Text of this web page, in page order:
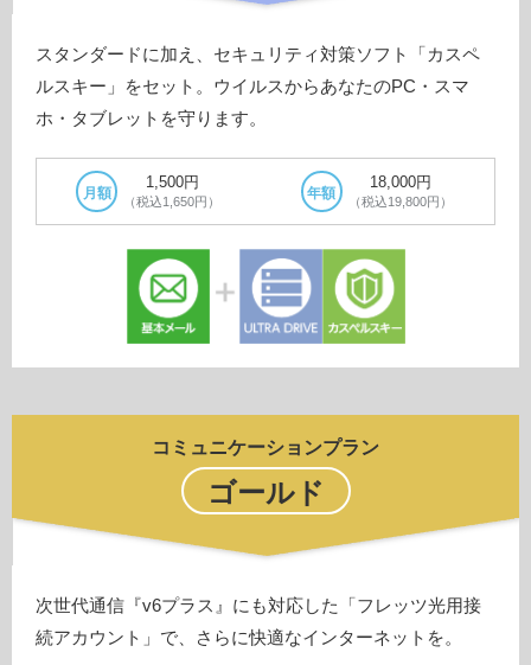
スタンダードに加え、セキュリティ対策ソフト「カスペ
ルスキー」をセット。ウイルスからあなたのPC・スマ
ホ・タブレットを守ります。
月額
1,500円
（税込1,650円） 年額
18,000円
（税込19,800円）
コミュニケーションプラン
ゴールド
次世代通信『v6プラス』にも対応した「フレッツ光用接
続アカウント」で、さらに快適なインターネットを。